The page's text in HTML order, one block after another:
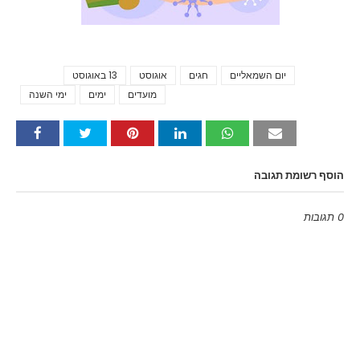
13 באוגוסט אוגוסט חגים
יום השמאליים
ימי השנה
ימים מועדים
הוסף רשומת תגובה
0 תגובות